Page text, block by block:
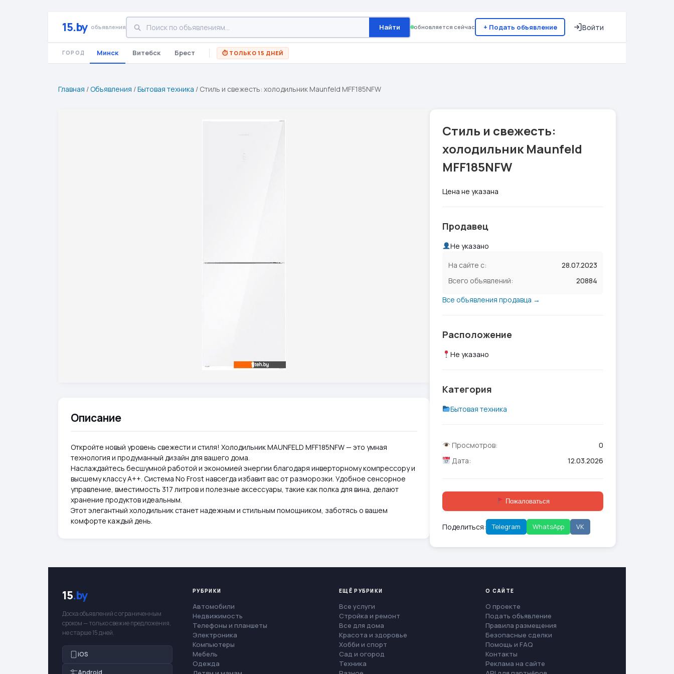
15.by объявления Найти обновляется сейчас + Подать объявление Войти
ГОРОД Минск Витебск Брест ⏱ ТОЛЬКО 15 ДНЕЙ
Главная /Объявления /Бытовая техника / Стиль и свежесть: холодильник Maunfeld MFF185NFW
Описание
Откройте новый уровень свежести и стиля! Холодильник MAUNFELD MFF185NFW — это умная
технология и продуманный дизайн для вашего дома.
Наслаждайтесь бесшумной работой и экономией энергии благодаря инверторному компрессору и
высшему классу A++. Система No Frost навсегда избавит вас от разморозки. Удобное сенсорное
управление, вместимость 317 литров и полезные аксессуары, такие как полка для вина, делают
хранение продуктов идеальным.
Этот элегантный холодильник станет надежным и стильным помощником, заботясь о вашем
комфорте каждый день.
Стиль и свежесть:
холодильник Maunfeld
MFF185NFW
Цена не указана
Продавец
Не указано
На сайте с:
28.07.2023
Всего объявлений:
20884
Все объявления продавца →
Расположение
Не указано
Категория
Бытовая техника
Просмотров:
0
Дата:
12.03.2026
Пожаловаться
Поделиться: Telegram WhatsApp VK
15.by
Доска объявлений с ограниченным
сроком — только свежие предложения,
не старше 15 дней.
iOS
Android
РУБРИКИ
Автомобили
Недвижимость
Телефоны и планшеты
Электроника
Компьютеры
Мебель
Одежда
ЕЩЁ РУБРИКИ
Все услуги
Стройка и ремонт
Все для дома
Красота и здоровье
Хобби и спорт
Сад и огород
Техника
О САЙТЕ
О проекте
Подать объявление
Правила размещения
Безопасные сделки
Помощь и FAQ
Контакты
Реклама на сайте